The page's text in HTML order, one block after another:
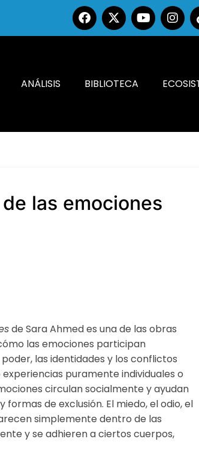
ANÁLISIS BIBLIOTECA
las emociones
de Sara Ahmed es una de las obras
las emociones participan
las identidades y los conflictos
puramente individuales o
circulan socialmente y ayudan
de exclusión. El miedo, el odio, el
simplemente dentro de las
y se adhieren a ciertos cuerpos,